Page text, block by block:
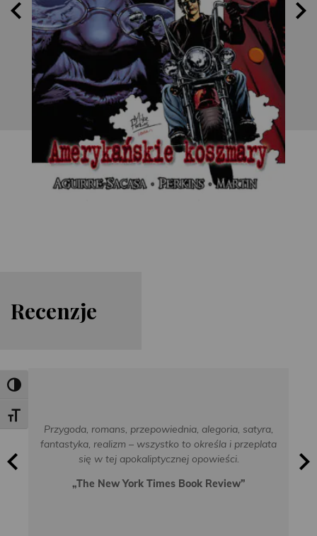
Toggle High Contrast
Toggle Font size
Recenzje
Przygoda, romans, przepowiednia, alegoria, satyra,
fantastyka, realizm – wszystko to określa i przeplata
się w tej apokaliptycznej opowieści.
„The New York Times Book Review”